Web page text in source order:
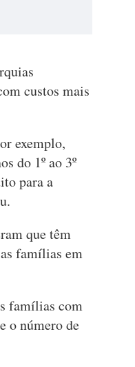
custos mais
exemplo,
do 1º ao 3º
para a
que têm
famílias em
famílias com
o número de